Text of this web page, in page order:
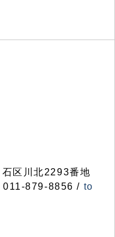
区川北2293番地
011-879-8856 / to